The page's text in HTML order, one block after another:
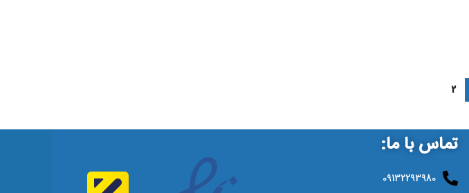
2
تماس با ما:
09132293980